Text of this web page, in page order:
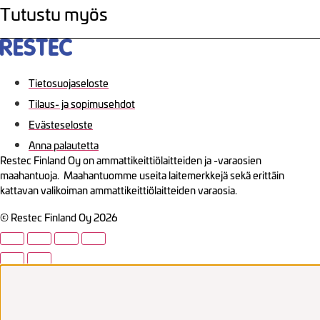
Tutustu myös
Tietosuojaseloste
Tilaus- ja sopimusehdot
Evästeseloste
Anna palautetta
Restec Finland Oy on ammattikeittiölaitteiden ja -varaosien
maahantuoja. Maahantuomme useita laitemerkkejä sekä erittäin
kattavan valikoiman ammattikeittiölaitteiden varaosia.
© Restec Finland Oy 2026